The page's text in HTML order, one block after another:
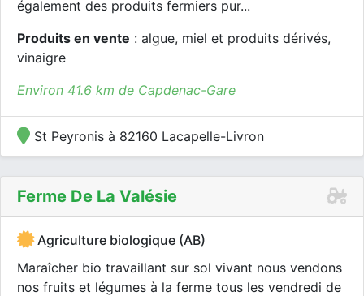
également des produits fermiers pur...
Produits en vente : algue, miel et produits dérivés,
vinaigre
Environ 41.6 km de Capdenac-Gare
St Peyronis à 82160 Lacapelle-Livron
Ferme De La Valésie
Agriculture biologique (AB)
Maraîcher bio travaillant sur sol vivant nous vendons
nos fruits et légumes à la ferme tous les vendredi de